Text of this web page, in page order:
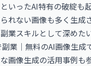
いったAI特有の破綻も
れない画像も多く生成
業スキルとして深めた
業｜無料のAI画像生成
画像生成の活用事例も